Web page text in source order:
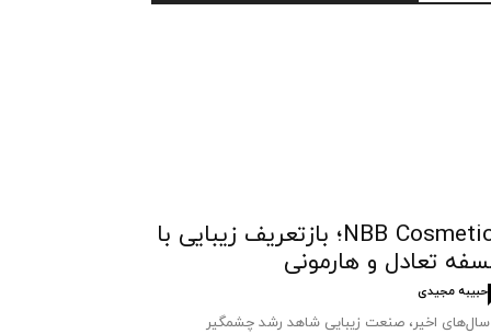
NBB Cosmetics؛ بازتعریف زیبایی با
تعادل و هارمونی
حبیبه مجیدی
سال‌های اخیر، صنعت زیبایی شاهد رشد چشمگیر